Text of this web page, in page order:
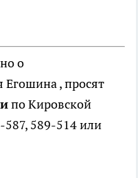
о
, просят
по Кировской
587, 589-514 или